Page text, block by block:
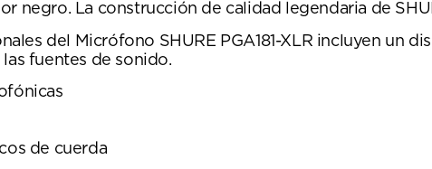
negro. La construcción de calidad legendaria de
del Micrófono SHURE PGA181-XLR incluyen un
fuentes de sonido.
de cuerda